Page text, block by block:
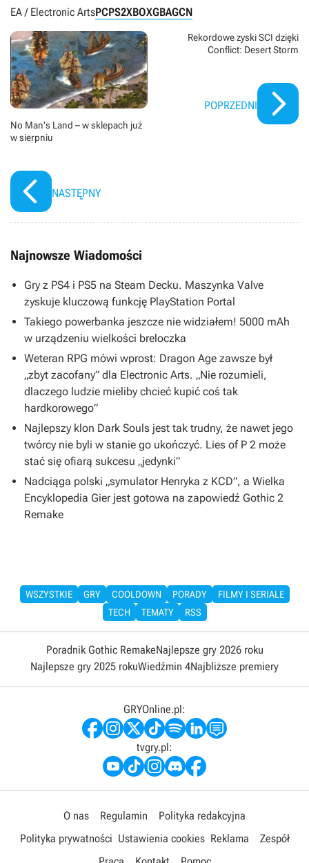
EA / Electronic ArtsPCPS2XBOXGBAGCN
No Man's Land – w sklepach już
w sierpniu
NASTĘPNY
Rekordowe zyski SCI dzięki
Conflict: Desert Storm
POPRZEDNI
Najnowsze Wiadomości
Gry z PS4 i PS5 na Steam Decku. Maszynka Valve
zyskuje kluczową funkcję PlayStation Portal
Takiego powerbanka jeszcze nie widziałem! 5000 mAh
w urządzeniu wielkości breloczka
Weteran RPG mówi wprost: Dragon Age zawsze był
„zbyt zacofany” dla Electronic Arts. „Nie rozumieli,
dlaczego ludzie mieliby chcieć kupić coś tak
hardkorowego”
Najlepszy klon Dark Souls jest tak trudny, że nawet jego
twórcy nie byli w stanie go ukończyć. Lies of P 2 może
stać się ofiarą sukcesu „jedynki”
Nadciąga polski „symulator Henryka z KCD”, a Wielka
Encyklopedia Gier jest gotowa na zapowiedź Gothic 2
Remake
WSZYSTKIE GRY COOLDOWN PORADY
FILMY I SERIALE
TECH
TEMATY RSS
Poradnik Gothic RemakeNajlepsze gry 2026 roku
Najlepsze gry 2025 rokuWiedźmin 4Najbliższe premiery
GRYOnline.pl:
tvgry.pl:
O nas Regulamin
Polityka redakcyjna
Polityka prywatności Ustawienia cookies Reklama
Zespół